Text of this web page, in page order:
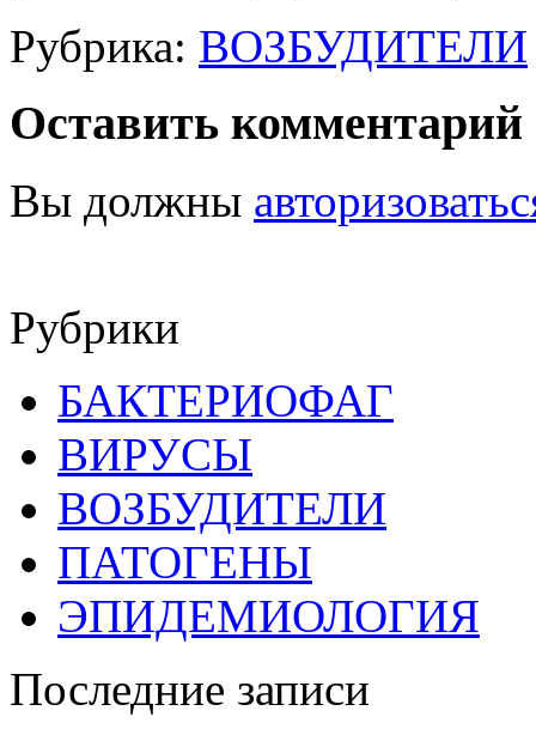
Рубрика: ВОЗБУДИТЕЛИ
Оставить комментарий
Вы должны
Рубрики
БАКТЕРИОФАГ
ВИРУСЫ
ВОЗБУДИТЕЛИ
ПАТОГЕНЫ
ЭПИДЕМИОЛОГИЯ
Последние записи